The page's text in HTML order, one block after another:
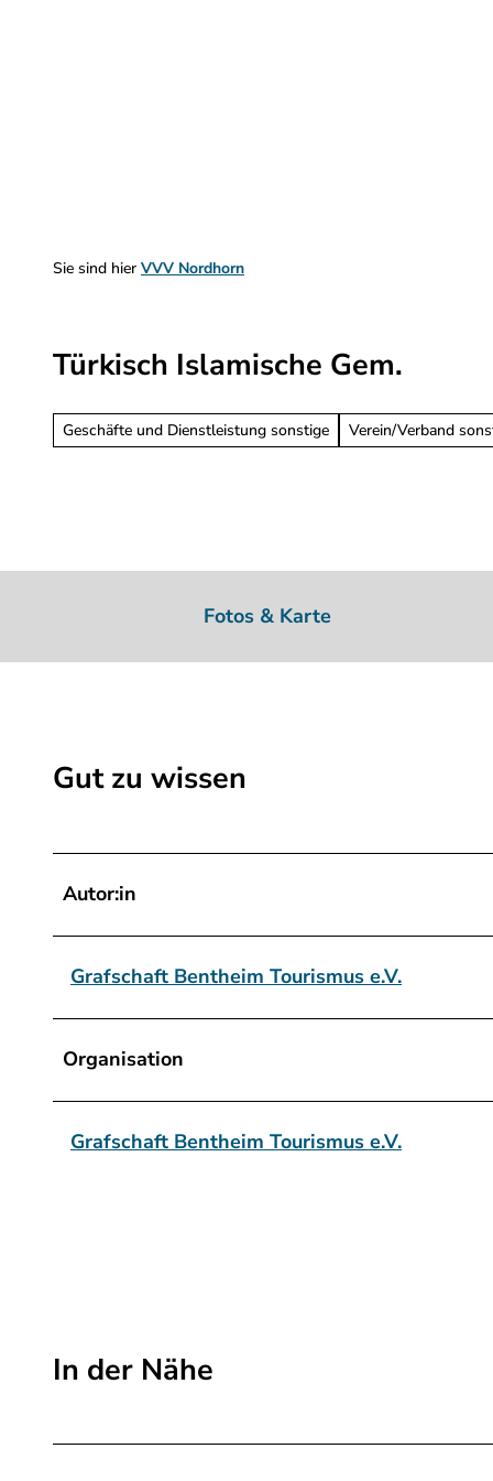
Sie sind hier VVV Nordhorn
Türkisch Islamische Gem.
Geschäfte und Dienstleistung sonstige Verein/Verband
Fotos & Karte
Gut zu wissen
Autor:in
Grafschaft Bentheim Tourismus e.V.
Organisation
Grafschaft Bentheim Tourismus e.V.
In der Nähe